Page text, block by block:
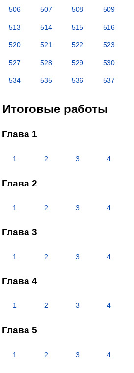
506 507 508 509
513 514 515 516
520 521 522 523
527 528 529 530
534 535 536 537
Итоговые работы
Глава 1
1 2 3 4
Глава 2
1 2 3 4
Глава 3
1 2 3 4
Глава 4
1 2 3 4
Глава 5
1 2 3 4